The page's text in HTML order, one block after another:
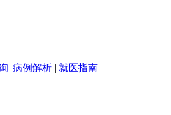
|病例解析 | 就医指南